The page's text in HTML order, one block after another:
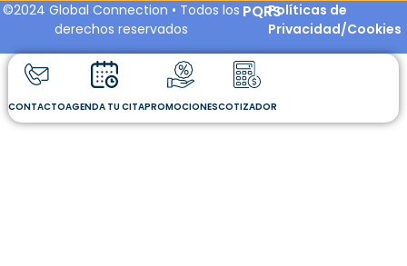
©2024 Global Connection • Todos los
derechos reservados
PQRSPolíticas de
Privacidad/Cookies
CONTACTOAGENDA TU CITAPROMOCIONESCOTIZADOR